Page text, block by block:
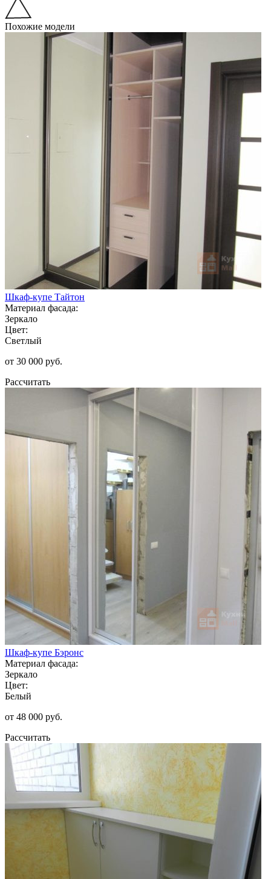
Похожие модели
Шкаф-купе Тайтон
Материал фасада:
Зеркало
Цвет:
Светлый
от 30 000 руб.
Рассчитать
Шкаф-купе Бэронс
Материал фасада:
Зеркало
Цвет:
Белый
от 48 000 руб.
Рассчитать